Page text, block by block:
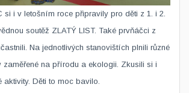
si i v letošním roce připravily pro děti z 1. i 2.
soutěž ZLATÝ LIST. Také prvňáčci z
Na jednotlivých stanovištích plnili různé
zaměřené na přírodu a ekologii. Zkusili si i
aktivity. Děti to moc bavilo.